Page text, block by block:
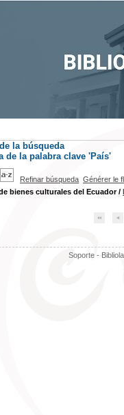
la búsqueda
de la palabra clave 'País'
Refinar búsqueda Générer le
bienes culturales del Ecuador/
Soporte -